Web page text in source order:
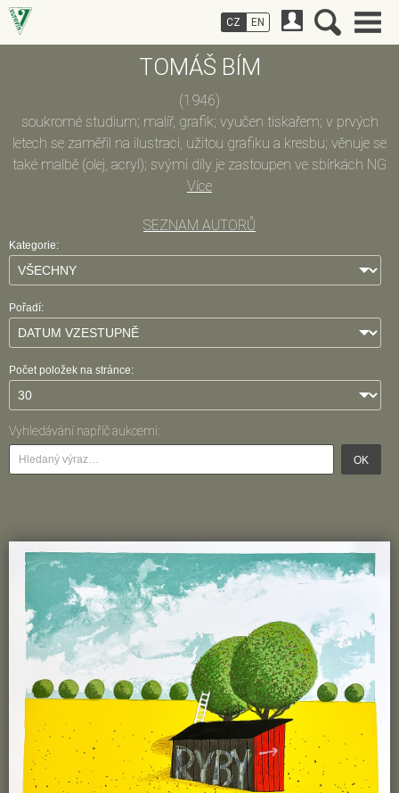
TOMÁŠ BÍM
(1946)
soukromé studium; malíř, grafik; vyučen tiskařem; v prvých
letech se zaměřil na ilustraci, užitou grafiku a kresbu; věnuje se
také malbě (olej, acryl); svými díly je zastoupen ve sbírkách NG
Praha, VČG Pardubice, Rijkmuseum Meermanno Haag, sbírka
TELECOM a jinde; ilustroval asi 30 knih, podílel se na bibliofiliích,
vytvářel plakáty; pracoval jako knihtiskař, poté výtvarník
divadelního studia Reduta, ale také jako pomocný dělník
(Slovník českých a slovenských výtvarných umělců 1950 -
1997, Výtvarné centrum Chagall Ostrava 1998)
Více
SEZNAM AUTORŮ
Kategorie:
Pořadí:
Počet položek na stránce:
Vyhledávání napříč aukcemi:
OK
CZ EN